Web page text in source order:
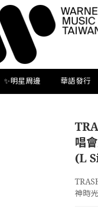
✨明星周邊 華語發行
唱
(L
神時